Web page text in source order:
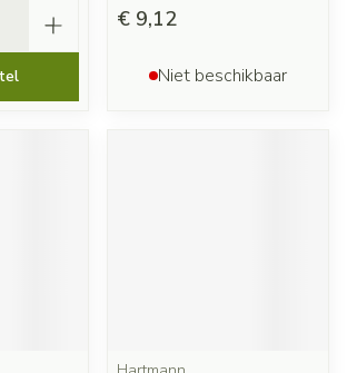
€ 9,12
Niet beschikbaar